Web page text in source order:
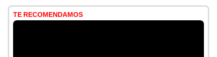
TE RECOMENDAMOS